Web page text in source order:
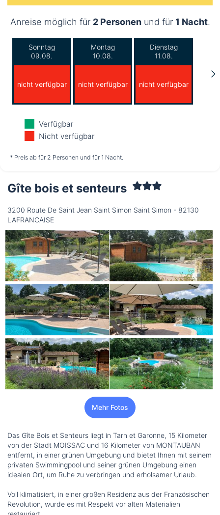
Anreise möglich für 2 Personenund für 1 Nacht.
Sonntag
09.08.
nicht verfügbar
Montag
10.08.
nicht verfügbar
Dienstag
11.08.
nicht verfügbar
Mittwoch
12.08.
nicht verfügbar nicht verfügbar
Samstag
Verfügbar
Nicht verfügbar
* Preis ab für 2 Personen und für 1 Nacht.
Gîte bois et senteurs
3200 Route De Saint Jean Saint Simon Saint Simon - 82130
LAFRANCAISE
Mehr Fotos
Das Gîte Bois et Senteurs liegt in Tarn et Garonne, 15 Kilometer
von der Stadt MOISSAC und 16 Kilometer von MONTAUBAN
entfernt, in einer grünen Umgebung und bietet Ihnen mit seinem
privaten Swimmingpool und seiner grünen Umgebung einen
idealen Ort, um Ruhe zu verbringen und erholsamer Urlaub.
Voll klimatisiert, in einer großen Residenz aus der Französischen
Revolution, wurde es mit Respekt vor alten Materialien